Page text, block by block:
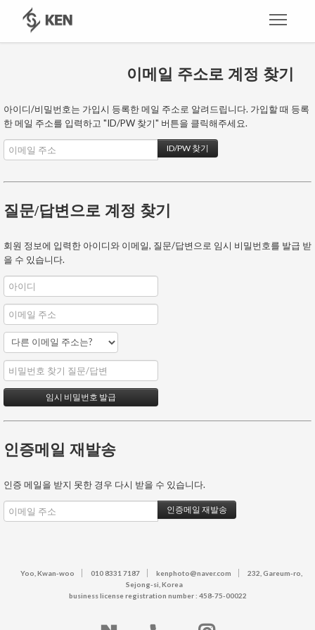
이메일 주소로 계정 찾기
아이디/비밀번호는 가입시 등록한 메일 주소로 알려드립니다. 가입할 때 등록
한 메일 주소를 입력하고 "ID/PW 찾기" 버튼을 클릭해주세요.
질문/답변으로 계정 찾기
회원 정보에 입력한 아이디와 이메일, 질문/답변으로 임시 비밀번호를 발급 받
을 수 있습니다.
인증메일 재발송
인증 메일을 받지 못한 경우 다시 받을 수 있습니다.
Yoo, Kwan-woo 010 8331 7187 kenphoto@naver.com
232, Gareum-ro,
Sejong-si, Korea
business license registration number : 458-75-00022